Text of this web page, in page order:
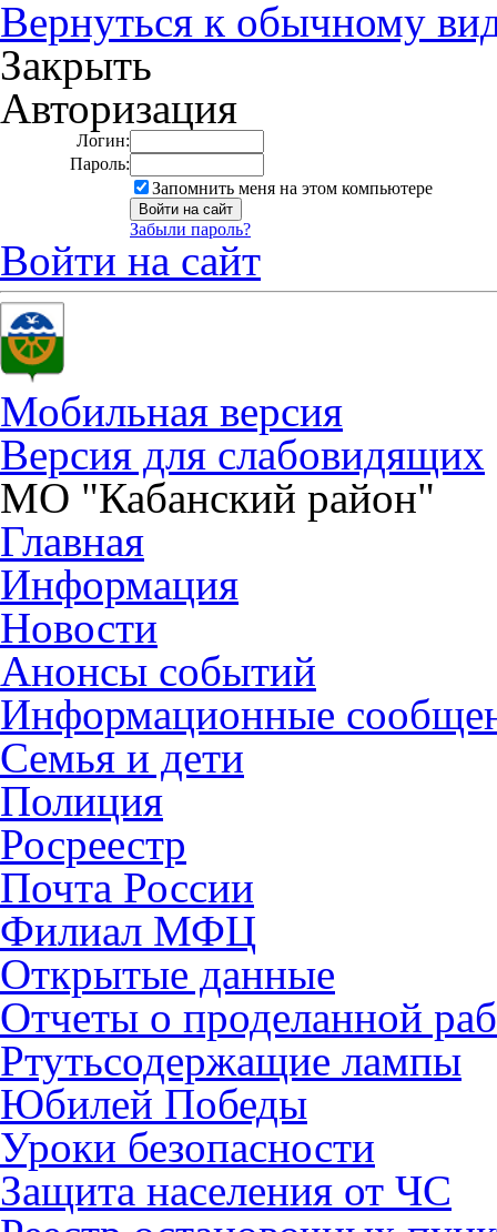
Вернуться к обычному
Закрыть
Авторизация
Логин:
Пароль:
Запомнить меня на этом компьютере
Забыли пароль?
Войти на сайт
Мобильная версия
Версия для слабовидящих
МО "Кабанский район"
Главная
Информация
Новости
Анонсы событий
Информационные
Семья и дети
Полиция
Росреестр
Почта России
Филиал МФЦ
Открытые данные
Отчеты о проделанной
Ртутьсодержащие лампы
Юбилей Победы
Уроки безопасности
Защита населения от ЧС